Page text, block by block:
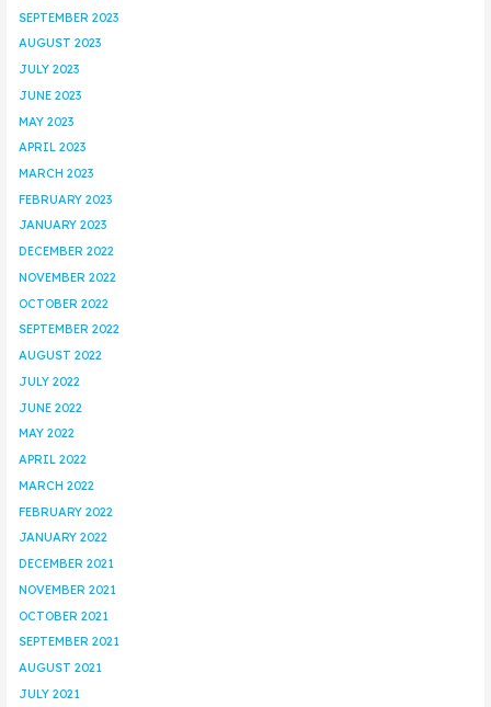
SEPTEMBER 2023
AUGUST 2023
JULY 2023
JUNE 2023
MAY 2023
APRIL 2023
MARCH 2023
FEBRUARY 2023
JANUARY 2023
DECEMBER 2022
NOVEMBER 2022
OCTOBER 2022
SEPTEMBER 2022
AUGUST 2022
JULY 2022
JUNE 2022
MAY 2022
APRIL 2022
MARCH 2022
FEBRUARY 2022
JANUARY 2022
DECEMBER 2021
NOVEMBER 2021
OCTOBER 2021
SEPTEMBER 2021
AUGUST 2021
JULY 2021